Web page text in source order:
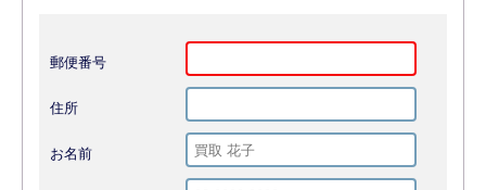
郵便番号
住所
お名前